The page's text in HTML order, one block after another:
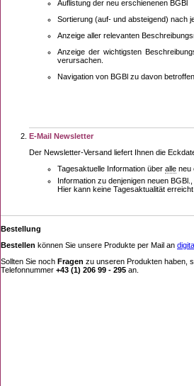
Auflistung der neu erschienenen BGBl
Sortierung (auf- und absteigend) nach
Anzeige aller relevanten
Anzeige der wichtigsten
verursachen.
Navigation von BGBl zu davon
E-Mail Newsletter
Der Newsletter-Versand liefert Ihnen die
Tagesaktuelle Information über alle neu
Information zu denjenigen neuen
Hier kann keine Tagesaktualität
Bestellung
Bestellen können Sie unsere Produkte per Mail an
Sollten Sie noch Fragen zu unseren Produkten haben,
Telefonnummer +43 (1) 206 99 - 295 an.